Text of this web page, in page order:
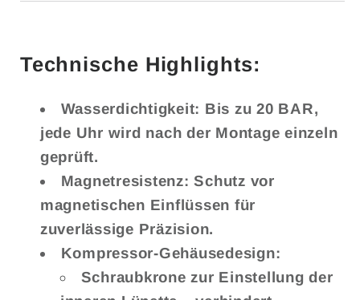
Technische Highlights:
Wasserdichtigkeit: Bis zu 20 BAR,
jede Uhr wird nach der Montage einzeln
geprüft.
Magnetresistenz: Schutz vor
magnetischen Einflüssen für
zuverlässige Präzision.
Kompressor-Gehäusedesign:
Schraubkrone zur Einstellung der